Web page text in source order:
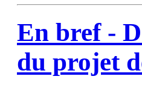
En bref -
du projet